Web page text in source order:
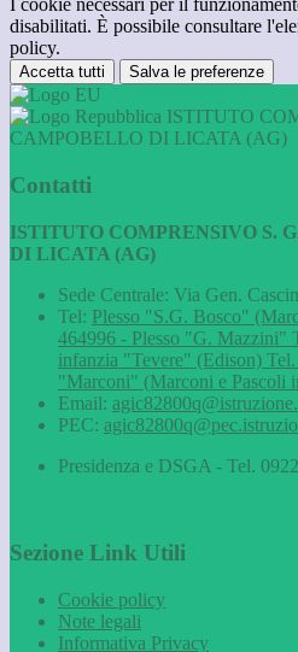
I cookie necessari per il
disabilitati. È possibile consultare
policy.
Accetta tutti Salva le preferenze
ISTITUTO
CAMPOBELLO DI LICATA (AG)
Contatti
ISTITUTO COMPRENSIVO S.
DI LICATA (AG)
Sede Centrale: Via Gen.
Tel: Plesso "S.G. Bosco"
464996 - Plesso "G. Mazzini"
infanzia "Tevere" (Edison)
"Marconi" (Marconi e Pascoli
Email:
PEC:
Presidenza e DSGA - Tel.
Sezione Link Utili
Cookie policy
Note legali
Informativa Privacy